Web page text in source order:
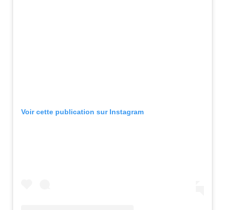
Voir cette publication sur Instagram